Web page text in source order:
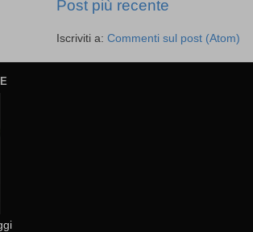
Post più recente
Iscriviti a: Commenti sul post (Atom)